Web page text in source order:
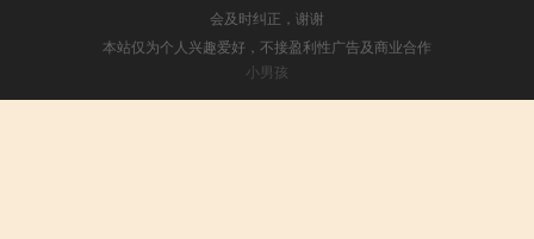
会及时纠正，谢谢
本站仅为个人兴趣爱好，不接盈利性广告及商业合作
小男孩